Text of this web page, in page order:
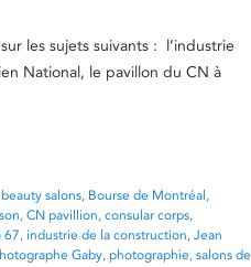
les sujets suivants : l’industrie
National, le pavillon du CN à
beauty salons, Bourse de Montréal,
, CN pavillion, consular corps,
67, industrie de la construction, Jean
Gaby, photographie, salons de